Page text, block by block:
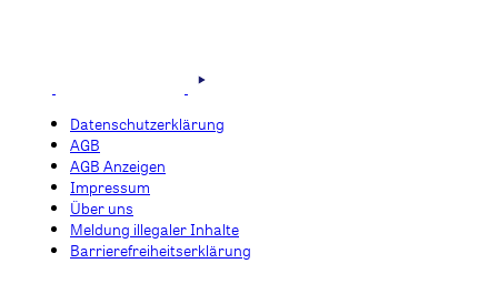
Datenschutzerklärung
AGB
AGB Anzeigen
Impressum
Über uns
Meldung illegaler Inhalte
Barrierefreiheitserklärung